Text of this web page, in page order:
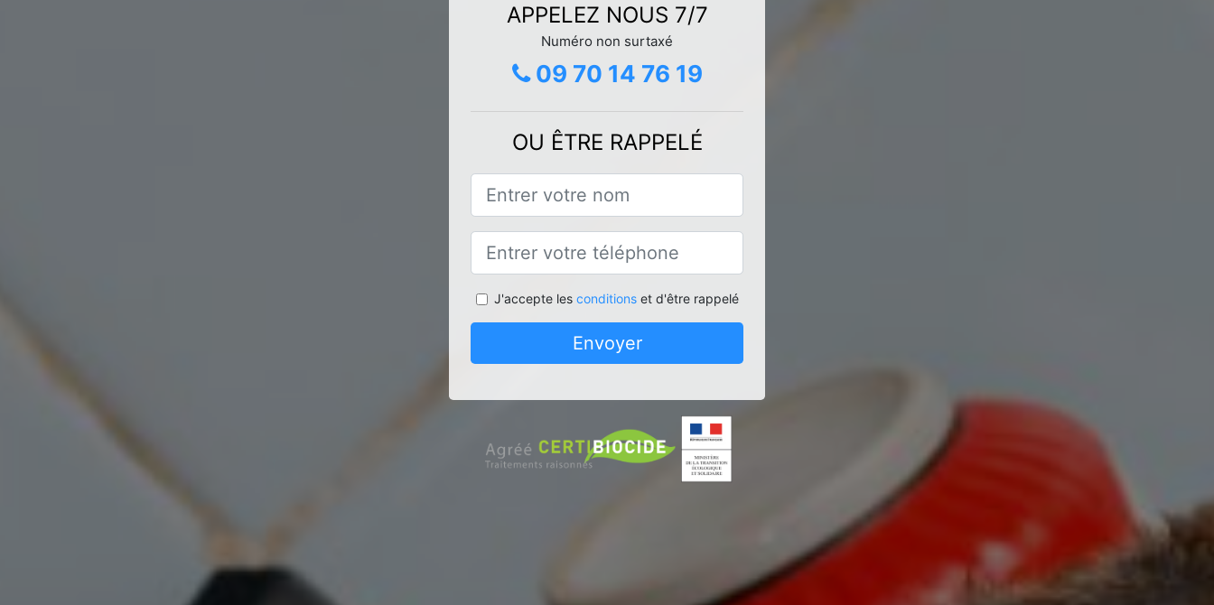
APPELEZ NOUS 7/7
Numéro non surtaxé
09 70 14 76 19
OU ÊTRE RAPPELÉ
J'accepte les conditionset d'être rappelé
Envoyer